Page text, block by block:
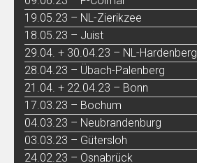
19.05.23 – NL-Zierikzee
18.05.23 – Juist
29.04. + 30.04.23 – NL-Hardenberg
28.04.23 – Übach-Palenberg
21.04. + 22.04.23 – Bonn
17.03.23 – Bochum
04.03.23 – Neubrandenburg
03.03.23 – Gütersloh
24.02.23 – Osnabrück